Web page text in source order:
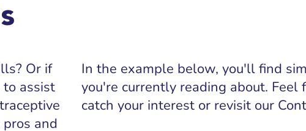
Or if
assist
and
In the example below, you'll find
you're currently reading about. Feel
catch your interest or revisit our